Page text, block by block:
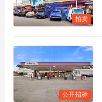
拍卖
公开招标